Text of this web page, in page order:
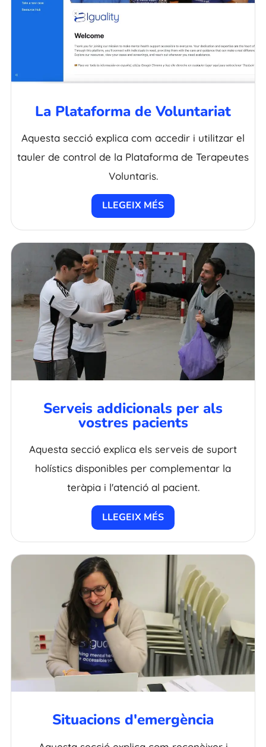
La Plataforma de Voluntariat
Aquesta secció explica com accedir i utilitzar el
tauler de control de la Plataforma de Terapeutes
Voluntaris.
LLEGEIX MÉS
Serveis addicionals per als
vostres pacients
Aquesta secció explica els serveis de suport
holístics disponibles per complementar la
teràpia i l'atenció al pacient.
LLEGEIX MÉS
Situacions d'emergència